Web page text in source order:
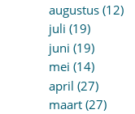
augustus (12)
juli (19)
juni (19)
mei (14)
april (27)
maart (27)